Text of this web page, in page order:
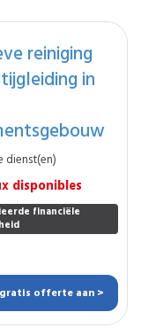
i
reiniging
in
dienst(en)
disponibles
financiële
offerte aan >